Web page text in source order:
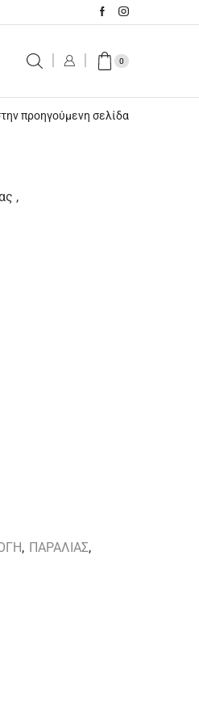
0
προηγούμενη σελίδα
,
, ΠΑΡΑΛΙΑΣ,